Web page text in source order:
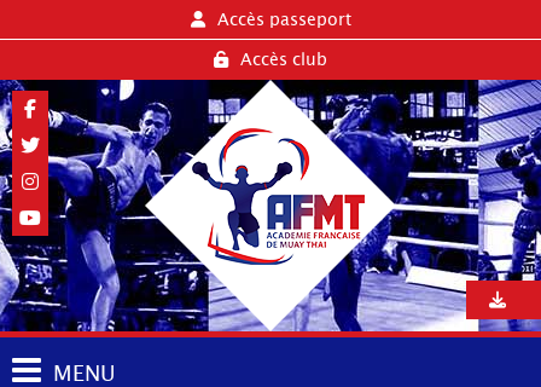
Accès passeport
Accès club
MENU